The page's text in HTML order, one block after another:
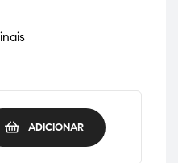
ADICIONAR